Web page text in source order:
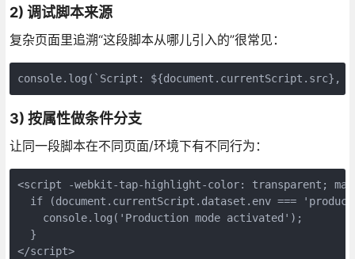
2) 调试脚本来源
复杂页面里追溯“这段脚本从哪儿引入的”很常见：
console.log(`Script: ${document.currentScript.src},
3) 按属性做条件分支
让同一段脚本在不同页面/环境下有不同行为：
<script -webkit-tap-highlight-color: transparent;
if (document.currentScript.dataset.env ===
console.log('Production mode activated');
}
</script>